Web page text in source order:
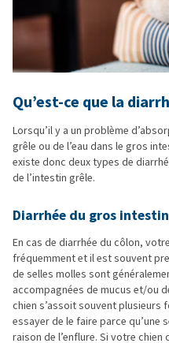
Qu’est-ce que la
Lorsqu’il y a un problème
grêle ou de l’eau dans le gros
existe donc deux types de
de l’intestin grêle.
Diarrhée du gros intestin
En cas de diarrhée du côlon,
fréquemment et il est souvent
de selles molles sont
accompagnées de mucus et/ou
chien s’assoit souvent plusieurs
essayer de le faire parce qu’une
raison de l’enflure. Si votre